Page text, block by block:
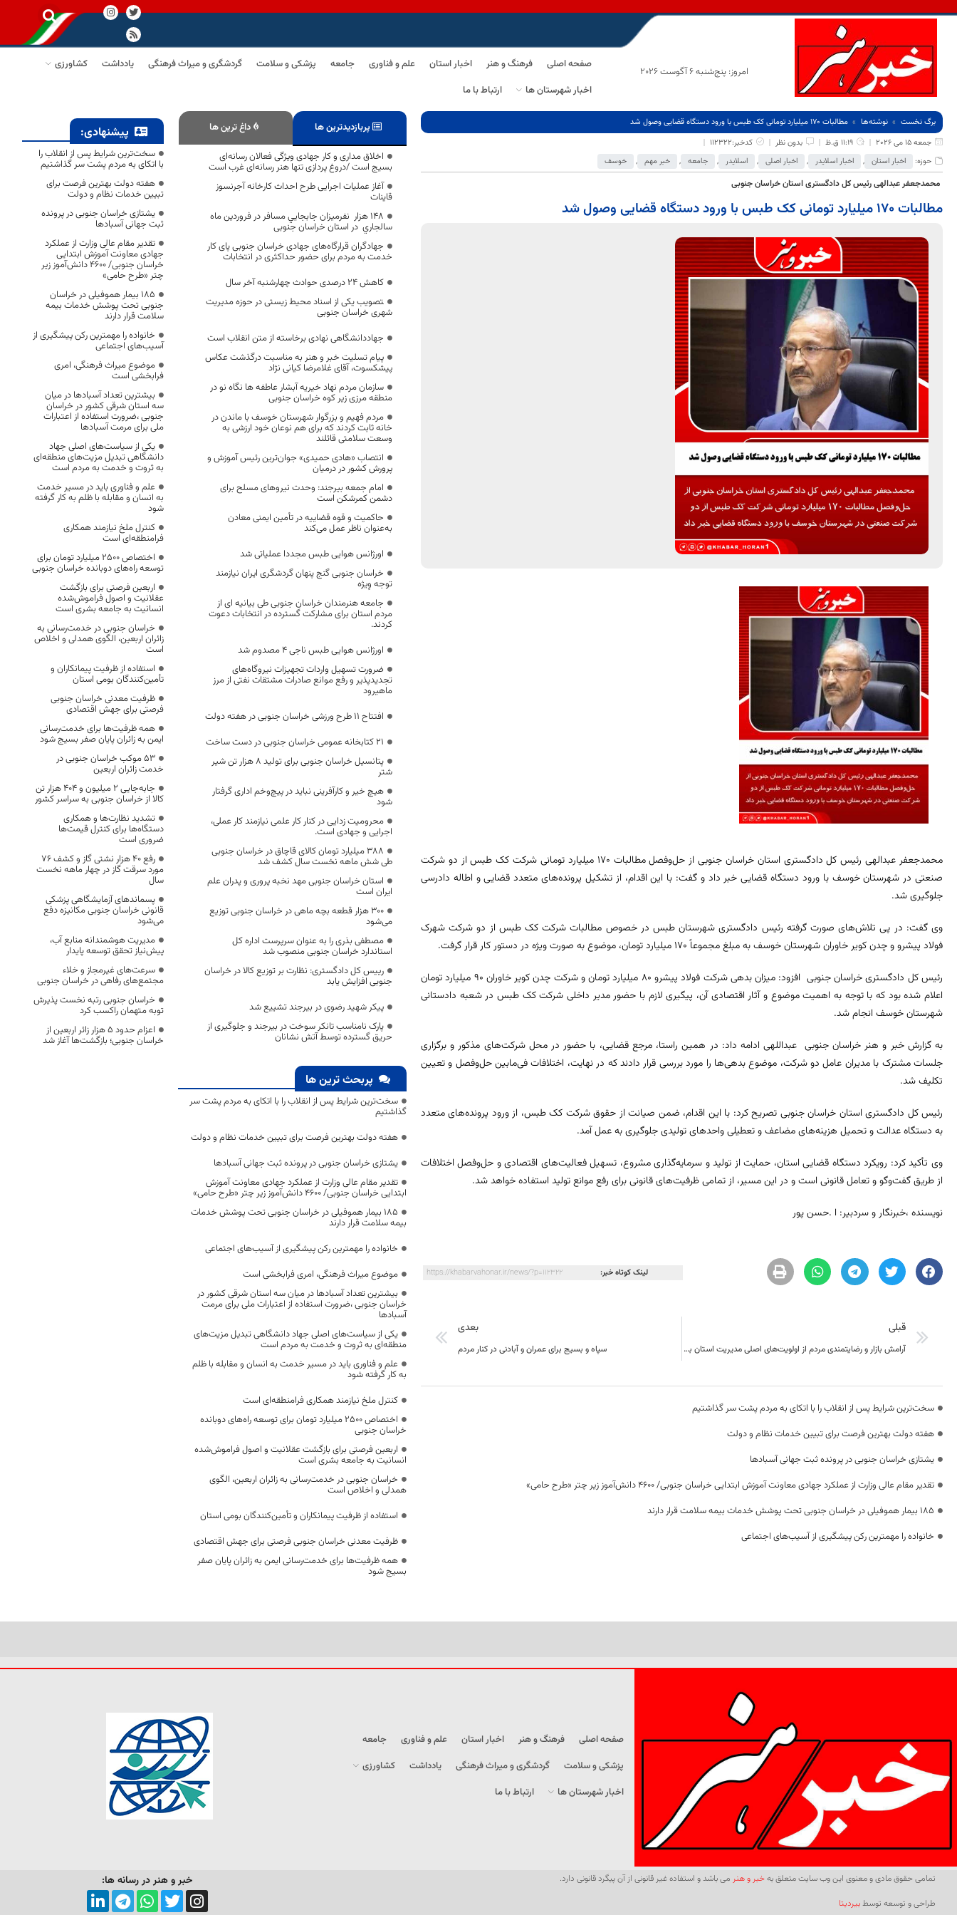
امروز: پنج‌شنبه 6 آگوست 2026
صفحه اصلی فرهنگ و هنر اخبار استان علم و فناوری جامعه پزشکی و سلامت گردشگری و میراث فرهنگی یادداشت
کشاورزی
اخبار شهرستان ها
ارتباط با ما
برگ نخست نوشته‌ها
مطالبات 170 میلیارد تومانی کک طبس با ورود دستگاه قضایی وصول شد
جمعه 15 می 2026
11:19 ق.ظ بدون نظر
کدخبر:112322
حوزه:
اخبار استان , اخبار اسلایدر , اخبار اصلی , اسلایدر , جامعه , خبر مهم , خوسف
محمدجعفر عبدالهی رئیس کل دادگستری استان خراسان جنوبی
مطالبات 170 میلیارد تومانی کک طبس با ورود دستگاه قضایی وصول شد
محمدجعفر عبدالهی رئیس کل دادگستری استان خراسان جنوبی از حل‌وفصل مطالبات 170 میلیارد تومانی شرکت کک طبس از دو شرکت
صنعتی در شهرستان خوسف با ورود دستگاه قضایی خبر داد و گفت: با این اقدام، از تشکیل پرونده‌های متعدد قضایی و اطاله دادرسی
جلوگیری شد.
وی گفت: در پی تلاش‌های صورت گرفته رئیس دادگستری شهرستان طبس در خصوص مطالبات شرکت کک طبس از دو شرکت شهرک
فولاد پیشرو و چدن کویر خاوران شهرستان خوسف به مبلغ مجموعاً 170 میلیارد تومان، موضوع به صورت ویژه در دستور کار قرار گرفت.
رئیس کل دادگستری خراسان جنوبی افزود: میزان بدهی شرکت فولاد پیشرو 80 میلیارد تومان و شرکت چدن کویر خاوران 90 میلیارد تومان
اعلام شده بود که با توجه به اهمیت موضوع و آثار اقتصادی آن، پیگیری لازم با حضور مدیر داخلی شرکت کک طبس در شعبه دادستانی
شهرستان خوسف انجام شد.
به گزارش خبر و هنر خراسان جنوبی عبداللهی ادامه داد: در همین راستا، مرجع قضایی، با حضور در محل شرکت‌های مذکور و برگزاری
جلسات مشترک با مدیران عامل دو شرکت، موضوع بدهی‌ها را مورد بررسی قرار دادند که در نهایت، اختلافات فی‌مابین حل‌وفصل و تعیین
تکلیف شد.
رئیس کل دادگستری استان خراسان جنوبی تصریح کرد: با این اقدام، ضمن صیانت از حقوق شرکت کک طبس، از ورود پرونده‌های متعدد
به دستگاه عدالت و تحمیل هزینه‌های مضاعف و تعطیلی واحد‌های تولیدی جلوگیری به عمل آمد.
وی تأکید کرد: رویکرد دستگاه قضایی استان، حمایت از تولید و سرمایه‌گذاری مشروع، تسهیل فعالیت‌های اقتصادی و حل‌وفصل اختلافات
از طریق گفت‌و‌گو و تعامل قانونی است و در این مسیر، از تمامی ظرفیت‌های قانونی برای رفع موانع تولید استفاده خواهد شد.
نویسنده ،خبرنگار و سردبیر: ا .حسن پور
لینک کوتاه خبر: https://khabarvahonar.ir/news/?p=112322
قبلی
آرامش بازار و رضایتمندی مردم از اولویت‌های اصلی مدیریت استان به شمار می‌رود
بعدی
سپاه و بسیج برای عمران و آبادنی در کنار مردم
سخت‌ترین شرایط پس از انقلاب را با اتکای به مردم پشت سر گذاشتیم
هفته دولت بهترین فرصت برای تبیین خدمات نظام و دولت
یشتازی خراسان جنوبی در پرونده ثبت جهانی آسبادها
تقدیر مقام عالی وزارت از عملکرد جهادی معاونت آموزش ابتدایی خراسان جنوبی/ ۴۶۰۰ دانش‌آموز زیر چتر «طرح حامی»
۱۸۵ بیمار هموفیلی در خراسان جنوبی تحت پوشش خدمات بیمه سلامت قرار دارند
خانواده را مهمترین رکن پیشگیری از آسیب‌های اجتماعی
پربازدیدترین ها داغ ترین ها
اخلاق مداری و کار جهادی ویژگی فعالان رسانه‌ای
بسیج است /دروغ پردازی تنها هنر رسانه‌ای غرب است
آغاز عملیات اجرایی طرح احداث کارخانه آجرنسوز
قاینات
148 هزار نفرميزان جابجايي مسافر در فروردین ماه
سالجاري در استان خراسان جنوبی
جهادگران قرارگاه‌های جهادی خراسان جنوبی پای کار
خدمت به مردم برای حضور حداکثری در انتخابات
کاهش 24 درصدی حوادث چهارشنبه آخر سال
‍تصویب یکی از اسناد محیط زیستی در حوزه مدیریت
شهری خراسان جنوبی
جهاددانشگاهی نهادی برخاسته از متن انقلاب است
پیام تسلیت خبر و هنر به مناسبت درگذشت عکاس
پیشکسوت، آقای غلامرضا کیانی نژاد
سازمان مردم نهاد خیریه آبشار عاطفه ها نگاه نو در
منطقه مرزی زیر کوه خراسان جنوبی
مردم فهیم و بزرگوار شهرستان خوسف با ماندن در
خانه ثابت کردند که برای هم نوعان خود ارزشی به
وسعت سلامتی قائلند
انتصاب «هادی حمیدی» جوان‌ترین رئیس آموزش و
پرورش کشور در درمیان
امام جمعه بیرجند: وحدت نیروهای مسلح برای
دشمن کمرشکن است
حاکمیت و قوه قضاییه در تأمین ایمنی معادن
به‌عنوان ناظر عمل می‌کند
اورژانس هوایی طبس مجددا عملیاتی شد
خراسان جنوبی گنج پنهان گردشگری ایران نیازمند
توجه وِیژه
جامعه هنرمندان خراسان جنوبی طی بیانیه ای از
مردم استان برای مشارکت گسترده در انتخابات دعوت
کردند.
اورژانس هوایی طبس ناجی ۴ مصدوم شد
ضرورت تسهیل واردات تجهیزات نیروگاه‌های
تجدیدپذیر و رفع موانع صادرات مشتقات نفتی از مرز
ماهیرود
افتتاح ۱۱ طرح ورزشی خراسان جنوبی در هفته دولت
۲۱ کتابخانه عمومی خراسان جنوبی در دست ساخت
پتانسیل خراسان جنوبی برای تولید 8 هزار تن شیر
شتر
هیچ خیر و کارآفرینی نباید در پیچ‌وخم اداری گرفتار
شود
محرومیت زدایی در کنار کار علمی نیازمند کار عملی،
اجرایی و جهادی است.
۳۸۸ میلیارد تومان کالای قاچاق در خراسان جنوبی
طی شش ماهه نخست سال کشف شد
استان خراسان جنوبی مهد نخبه پروری و پدران علم
ایران است
۳۰۰ هزار قطعه بچه ماهی در خراسان جنوبی توزیع
‌می‌شود
مصطفی بذری را به عنوان سرپرست اداره کل
استاندارد خراسان جنوبی منصوب شد
رییس کل دادگستری: نظارت بر توزیع کالا در خراسان
جنوبی افزایش یابد
پیکر شهید رضوی در بیرجند تشییع شد
پارک نامناسب تانکر سوخت در بیرجند و جلوگیری از
حریق گسترده توسط آتش نشانان
پربحث ترین ها
سخت‌ترین شرایط پس از انقلاب را با اتکای به مردم پشت سر
گذاشتیم
هفته دولت بهترین فرصت برای تبیین خدمات نظام و دولت
یشتازی خراسان جنوبی در پرونده ثبت جهانی آسبادها
تقدیر مقام عالی وزارت از عملکرد جهادی معاونت آموزش
ابتدایی خراسان جنوبی/ ۴۶۰۰ دانش‌آموز زیر چتر «طرح حامی»
۱۸۵ بیمار هموفیلی در خراسان جنوبی تحت پوشش خدمات
بیمه سلامت قرار دارند
خانواده را مهمترین رکن پیشگیری از آسیب‌های اجتماعی
موضوع میراث فرهنگی، امری فرابخشی است
بیشترین تعداد آسبادها در میان سه استان شرقی کشور در
خراسان جنوبی ،ضرورت استفاده از اعتبارات ملی برای مرمت
آسبادها
یکی از سیاست‌های اصلی جهاد دانشگاهی تبدیل مزیت‌های
منطقه‌ای به ثروت و خدمت به مردم است
علم و فناوری باید در مسیر خدمت به انسان و مقابله با ظلم
به کار گرفته شود
کنترل ملخ نیازمند همکاری فرامنطقه‌ای است
اختصاص 2500 میلیارد تومان برای توسعه راه‌های دوبانده
خراسان جنوبی
اربعین فرصتی برای بازگشت عقلانیت و اصول فراموش‌شده
انسانیت به جامعه بشری است
خراسان جنوبی در خدمت‌رسانی به زائران اربعین، الگوی
همدلی و اخلاص است
استفاده از ظرفیت پیمانکاران و تأمین‌کنندگان بومی استان
ظرفیت معدنی خراسان جنوبی فرصتی برای جهش اقتصادی
همه ظرفیت‌ها برای خدمت‌رسانی ایمن به زائران پایان صفر
بسیج شود
پیشنهادی:
سخت‌ترین شرایط پس از انقلاب را
با اتکای به مردم پشت سر گذاشتیم
هفته دولت بهترین فرصت برای
تبیین خدمات نظام و دولت
یشتازی خراسان جنوبی در پرونده
ثبت جهانی آسبادها
تقدیر مقام عالی وزارت از عملکرد
جهادی معاونت آموزش ابتدایی
خراسان جنوبی/ ۴۶۰۰ دانش‌آموز زیر
چتر «طرح حامی»
۱۸۵ بیمار هموفیلی در خراسان
جنوبی تحت پوشش خدمات بیمه
سلامت قرار دارند
خانواده را مهمترین رکن پیشگیری از
آسیب‌های اجتماعی
موضوع میراث فرهنگی، امری
فرابخشی است
بیشترین تعداد آسبادها در میان
سه استان شرقی کشور در خراسان
جنوبی ،ضرورت استفاده از اعتبارات
ملی برای مرمت آسبادها
یکی از سیاست‌های اصلی جهاد
دانشگاهی تبدیل مزیت‌های منطقه‌ای
به ثروت و خدمت به مردم است
علم و فناوری باید در مسیر خدمت
به انسان و مقابله با ظلم به کار گرفته
شود
کنترل ملخ نیازمند همکاری
فرامنطقه‌ای است
اختصاص 2500 میلیارد تومان برای
توسعه راه‌های دوبانده خراسان جنوبی
اربعین فرصتی برای بازگشت
عقلانیت و اصول فراموش‌شده
انسانیت به جامعه بشری است
خراسان جنوبی در خدمت‌رسانی به
زائران اربعین، الگوی همدلی و اخلاص
است
استفاده از ظرفیت پیمانکاران و
تأمین‌کنندگان بومی استان
ظرفیت معدنی خراسان جنوبی
فرصتی برای جهش اقتصادی
همه ظرفیت‌ها برای خدمت‌رسانی
ایمن به زائران پایان صفر بسیج شود
53 موکب خراسان جنوبی در
خدمت زائران اربعین
جابه‌جایی 2 میلیون و 404 هزار تن
کالا از خراسان جنوبی به سراسر کشور
تشدید نظارت‌ها و همکاری
دستگاه‌ها برای کنترل قیمت‌ها
ضروری است
رفع 40 هزار نشتی گاز و کشف 76
مورد سرقت گاز در چهار ماهه نخست
سال
پسماندهای آزمایشگاهی پزشکی
قانونی خراسان جنوبی مکانیزه دفع
می‌شود
مدیریت هوشمندانه منابع آب،
پیش‌نیاز تحقق توسعه پایدار
سرعت‌های غیرمجاز و خلاء
مجتمع‌های رفاهی در خراسان جنوبی
خراسان جنوبی رتبه نخست پذیرش
توبه متهمان راکسب کرد
اعزام حدود 5 هزار زائر اربعین از
خراسان جنوبی؛ بازگشت‌ها آغاز شد
صفحه اصلی فرهنگ و هنر اخبار استان علم و فناوری
جامعه
پزشکی و سلامت
گردشگری و میراث فرهنگی یادداشت
کشاورزی
اخبار شهرستان ها
ارتباط با ما
تمامی حقوق مادی و معنوی این وب سایت متعلق بهخبر و هنر می باشد و استفاده غیر قانونی از آن پیگرد قانونی دارد.
طراحی و توسعه توسطبیردیتا
خبر و هنر در رسانه ها: